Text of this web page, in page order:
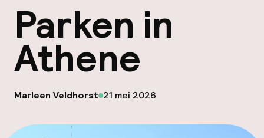
Parken in
Athene
Gepubliceerd door
Marleen Veldhorst op
21 mei 2026